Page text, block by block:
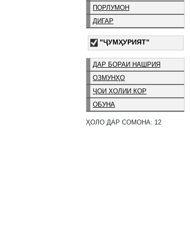
ПОРЛУМОН
ДИГАР
"ҶУМҲУРИЯТ"
ДАР БОРАИ НАШРИЯ
ОЗМУНҲО
ҶОИ ХОЛИИ КОР
ОБУНА
ҲОЛО ДАР СОМОНА: 12